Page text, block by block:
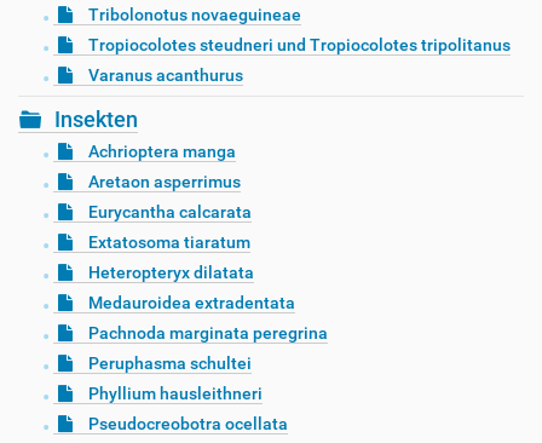
Tribolonotus novaeguineae
Tropiocolotes steudneri und Tropiocolotes tripolitanus
Varanus acanthurus
Insekten
Achrioptera manga
Aretaon asperrimus
Eurycantha calcarata
Extatosoma tiaratum
Heteropteryx dilatata
Medauroidea extradentata
Pachnoda marginata peregrina
Peruphasma schultei
Phyllium hausleithneri
Pseudocreobotra ocellata